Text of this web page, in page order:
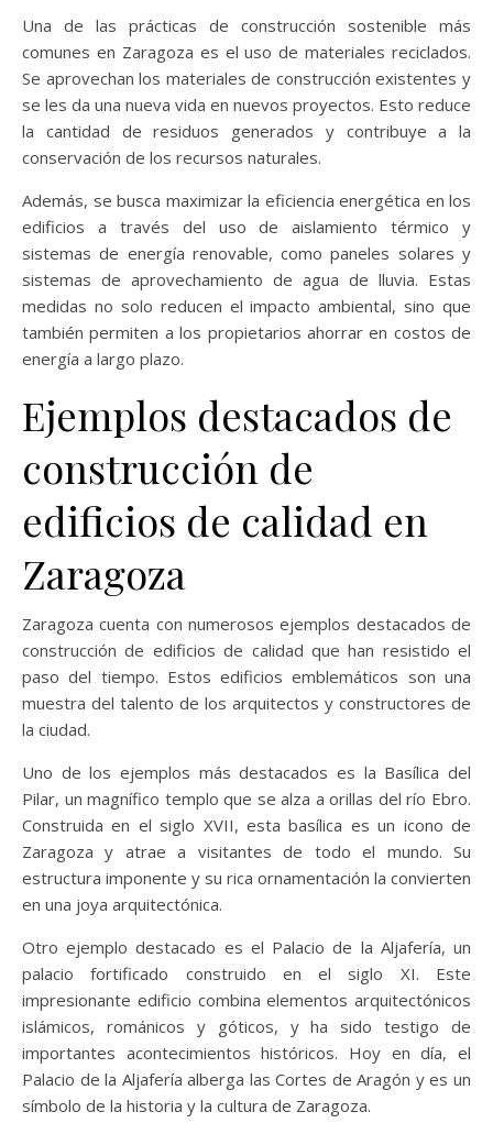
Una de las prácticas de construcción sostenible más
comunes en Zaragoza es el uso de materiales reciclados.
Se aprovechan los materiales de construcción existentes y
se les da una nueva vida en nuevos proyectos. Esto reduce
la cantidad de residuos generados y contribuye a la
conservación de los recursos naturales.
Además, se busca maximizar la eficiencia energética en los
edificios a través del uso de aislamiento térmico y
sistemas de energía renovable, como paneles solares y
sistemas de aprovechamiento de agua de lluvia. Estas
medidas no solo reducen el impacto ambiental, sino que
también permiten a los propietarios ahorrar en costos de
energía a largo plazo.
Ejemplos destacados de
construcción de
edificios de calidad en
Zaragoza
Zaragoza cuenta con numerosos ejemplos destacados de
construcción de edificios de calidad que han resistido el
paso del tiempo. Estos edificios emblemáticos son una
muestra del talento de los arquitectos y constructores de
la ciudad.
Uno de los ejemplos más destacados es la Basílica del
Pilar, un magnífico templo que se alza a orillas del río Ebro.
Construida en el siglo XVII, esta basílica es un icono de
Zaragoza y atrae a visitantes de todo el mundo. Su
estructura imponente y su rica ornamentación la convierten
en una joya arquitectónica.
Otro ejemplo destacado es el Palacio de la Aljafería, un
palacio fortificado construido en el siglo XI. Este
impresionante edificio combina elementos arquitectónicos
islámicos, románicos y góticos, y ha sido testigo de
importantes acontecimientos históricos. Hoy en día, el
Palacio de la Aljafería alberga las Cortes de Aragón y es un
símbolo de la historia y la cultura de Zaragoza.